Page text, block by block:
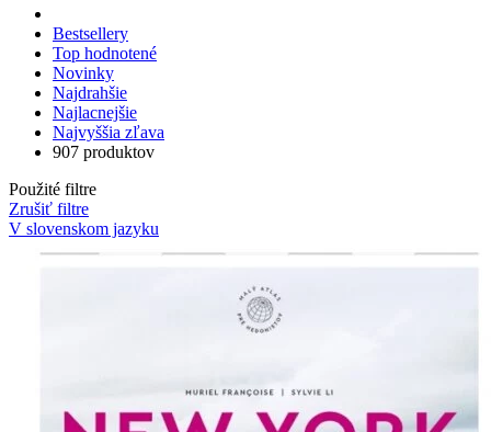
Bestsellery
Top hodnotené
Novinky
Najdrahšie
Najlacnejšie
Najvyššia zľava
907 produktov
Použité filtre
Zrušiť filtre
V slovenskom jazyku